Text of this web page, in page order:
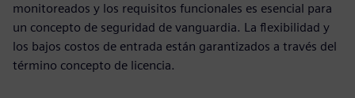
monitoreados y los requisitos funcionales es esencial para
un concepto de seguridad de vanguardia. La flexibilidad y
los bajos costos de entrada están garantizados a través del
término concepto de licencia.